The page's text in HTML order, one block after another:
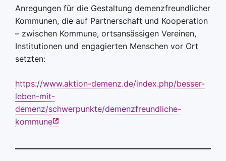
Anregungen für die Gestaltung demenzfreundlicher
Kommunen, die auf Partnerschaft und Kooperation
– zwischen Kommune, ortsansässigen Vereinen,
Institutionen und engagierten Menschen vor Ort
setzten:
https://www.aktion-demenz.de/index.php/besser-
leben-mit-
demenz/schwerpunkte/demenzfreundliche-
kommune